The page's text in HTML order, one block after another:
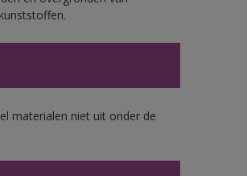
materialen niet uit onder de